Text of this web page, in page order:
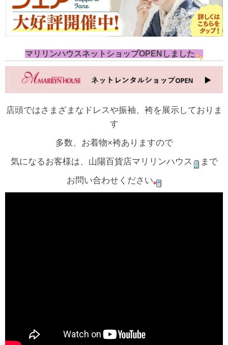
マリリンハウスネットショップOPENしました
店頭ではさまざまなドレスや振袖、袴を展示しておりま
す
多数、お着物×袴ありますので
気になるお客様は、山陽百貨店マリリンハウス
まで
お問い合わせください